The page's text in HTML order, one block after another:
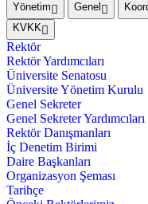
Yönetim Genel
KVKK
Rektör
Rektör Yardımcıları
Üniversite Senatosu
Üniversite Yönetim Kurulu
Genel Sekreter
Genel Sekreter Yardımcıları
Rektör Danışmanları
İç Denetim Birimi
Daire Başkanları
Organizasyon Şeması
Tarihçe